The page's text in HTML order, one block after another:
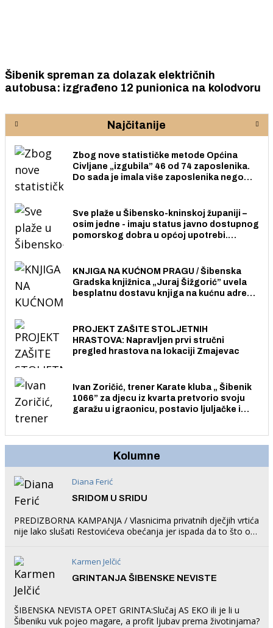
Šibenik spreman za dolazak električnih
autobusa: izgrađeno 12 punionica na kolodvoru
Najčitanije
Zbog nove statističke metode Općina
Civljane „izgubila” 46 od 74 zaposlenika.
Do sada je imala više zaposlenika nego
Sve plaže u Šibensko-kninskoj županiji –
osim jedne - imaju status javno dostupnog
pomorskog dobra u općoj upotrebi.
KNJIGA NA KUĆNOM PRAGU / Šibenska
Gradska knjižnica „Juraj Šižgorić” uvela
besplatnu dostavu knjiga na kućnu adresu
PROJEKT ZAŠITE STOLJETNIH
HRASTOVA: Napravljen prvi stručni
pregled hrastova na lokaciji Zmajevac
Ivan Zoričić, trener Karate kluba „ Šibenik
1066” za djecu iz kvarta pretvorio svoju
garažu u igraonicu, postavio ljuljačke i
Kolumne
Diana Ferić
SRIDOM U SRIDU
PREDIZBORNA KAMPANJA / Vlasnicima privatnih dječjih vrtića
nije lako slušati Restovićeva obećanja jer ispada da to što oni
Karmen Jelčić
GRINTANJA ŠIBENSKE NEVISTE
ŠIBENSKA NEVISTA OPET GRINTA:Slučaj AS EKO ili je li u
Šibeniku vuk pojeo magare, a profit ljubav prema životinjama?